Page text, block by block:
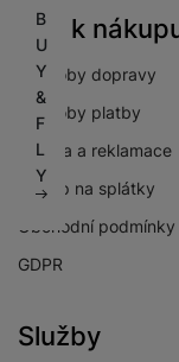
B
U
Y
&
F
L
Y
Vše k
Způsoby dopravy
Způsoby platby
Záruka a reklamace
Nákup na splátky
Obchodní podmínky
GDPR
Služby